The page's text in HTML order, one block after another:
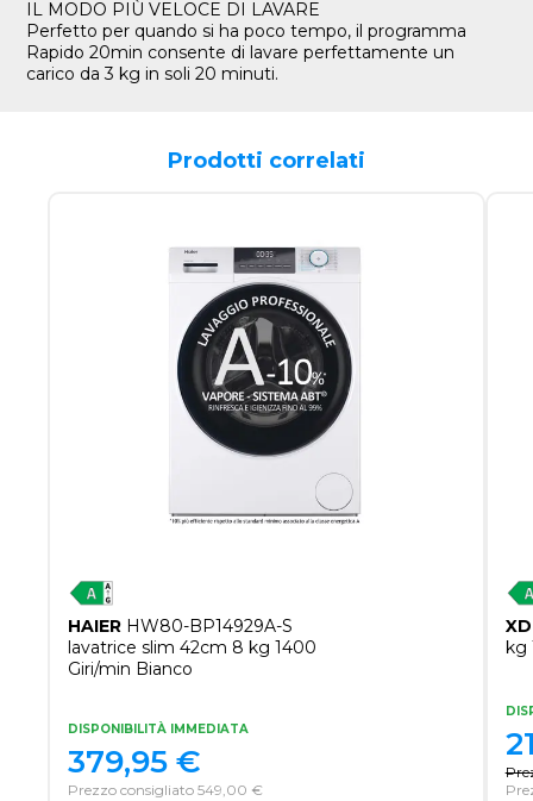
IL MODO PIÙ VELOCE DI LAVARE
Perfetto per quando si ha poco tempo, il programma
Rapido 20min consente di lavare perfettamente un
carico da 3 kg in soli 20 minuti.
Prodotti correlati
HAIER HW80-BP14929A-S
lavatrice slim 42cm 8 kg 1400
Giri/min Bianco
DISPONIBILITÀ IMMEDIATA
Prezzo consigliato 549,00 €
379,95 €
kg